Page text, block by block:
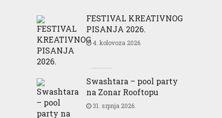
FESTIVAL KREATIVNOG
PISANJA 2026.
4. kolovoza 2026.
Swashtara – pool party
na Zonar Rooftopu
31. srpnja 2026.